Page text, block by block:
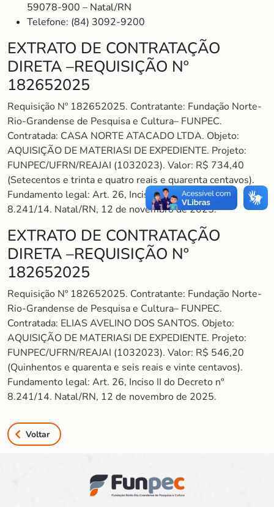
59078-900 – Natal/RN
Telefone: (84) 3092-9200
EXTRATO DE CONTRATAÇÃO
DIRETA –REQUISIÇÃO Nº
182652025
Requisição Nº 182652025. Contratante: Fundação Norte-
Rio-Grandense de Pesquisa e Cultura– FUNPEC.
Contratada: CASA NORTE ATACADO LTDA. Objeto:
AQUISIÇÃO DE MATERIASI DE EXPEDIENTE. Projeto:
FUNPEC/UFRN/REAJAI (1032023). Valor: R$ 734,40
(Setecentos e trinta e quatro reais e quarenta centavos).
Fundamento legal: Art. 26, Inciso II do Decreto nº
8.241/14. Natal/RN, 12 de novembro de 2025.
EXTRATO DE CONTRATAÇÃO
DIRETA –REQUISIÇÃO Nº
182652025
Requisição Nº 182652025. Contratante: Fundação Norte-
Rio-Grandense de Pesquisa e Cultura– FUNPEC.
Contratada: ELIAS AVELINO DOS SANTOS. Objeto:
AQUISIÇÃO DE MATERIASI DE EXPEDIENTE. Projeto:
FUNPEC/UFRN/REAJAI (1032023). Valor: R$ 546,20
(Quinhentos e quarenta e seis reais e vinte centavos).
Fundamento legal: Art. 26, Inciso II do Decreto nº
8.241/14. Natal/RN, 12 de novembro de 2025.
Voltar